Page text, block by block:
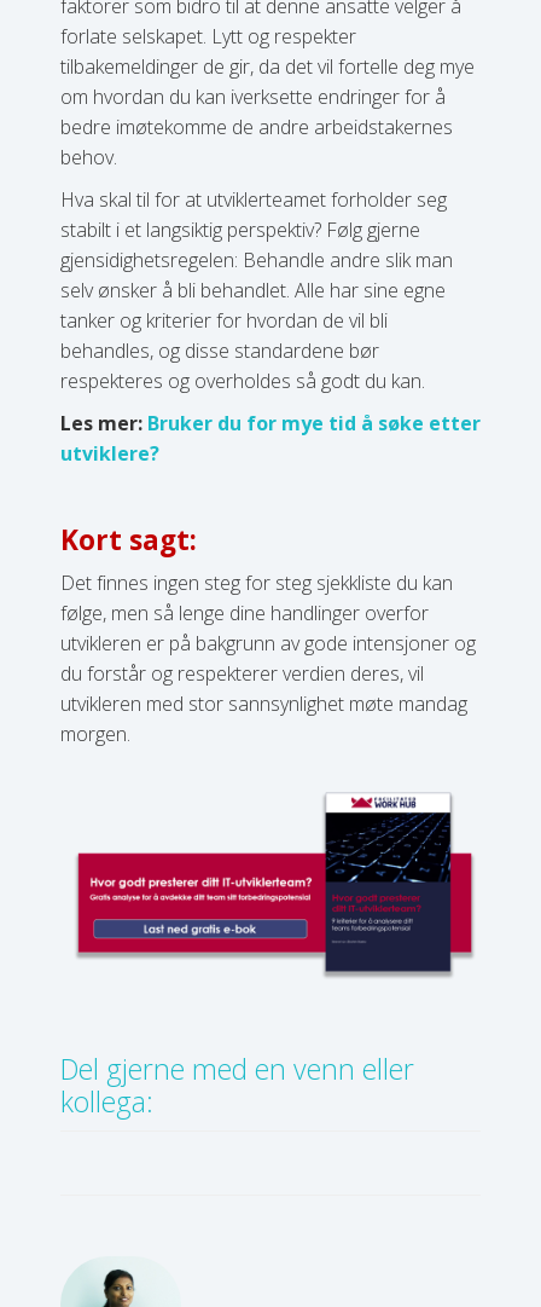
faktorer som bidro til at denne ansatte velger å
forlate selskapet. Lytt og respekter
tilbakemeldinger de gir, da det vil fortelle deg mye
om hvordan du kan iverksette endringer for å
bedre imøtekomme de andre arbeidstakernes
behov.
Hva skal til for at utviklerteamet forholder seg
stabilt i et langsiktig perspektiv? Følg gjerne
gjensidighetsregelen: Behandle andre slik man
selv ønsker å bli behandlet. Alle har sine egne
tanker og kriterier for hvordan de vil bli
behandles, og disse standardene bør
respekteres og overholdes så godt du kan.
Les mer: Bruker du for mye tid å søke etter
utviklere?
Kort sagt:
Det finnes ingen steg for steg sjekkliste du kan
følge, men så lenge dine handlinger overfor
utvikleren er på bakgrunn av gode intensjoner og
du forstår og respekterer verdien deres, vil
utvikleren med stor sannsynlighet møte mandag
morgen.
Del gjerne med en venn eller
kollega: